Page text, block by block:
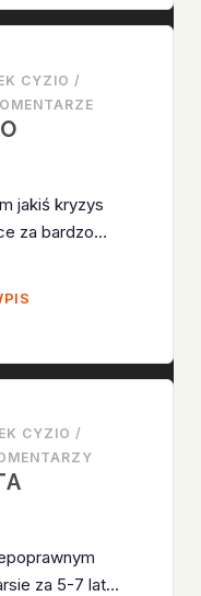
NUDNO
CYZIO /
jakiś kryzys
za bardzo…
CYZIO /
za 5-7 lat…